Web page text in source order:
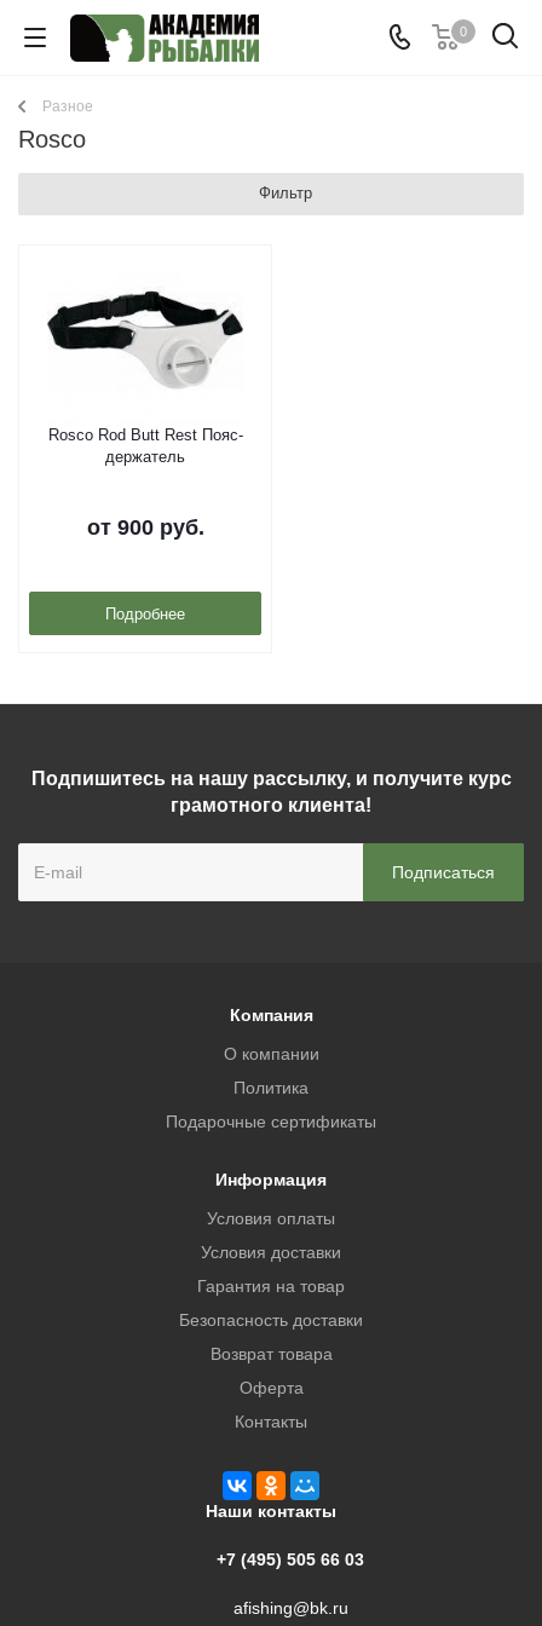
0
Разное
Rosco
Фильтр
Rosco Rod Butt Rest Пояс-
держатель
от 900 руб.
Подробнее
Подпишитесь на нашу рассылку, и получите курс
грамотного клиента!
Компания
О компании
Политика
Подарочные сертификаты
Информация
Условия оплаты
Условия доставки
Гарантия на товар
Безопасность доставки
Возврат товара
Оферта
Контакты
Наши контакты
+7 (495) 505 66 03
afishing@bk.ru